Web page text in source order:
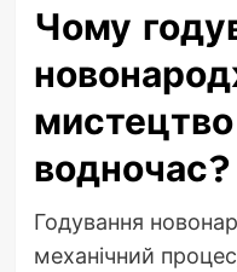
Чому
мистецтво
водночас?
Годування
механічний